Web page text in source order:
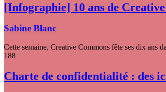
[Infographie] 10 ans de
Sabine Blanc
Cette semaine, Creative Commons fête ses dix ans
188
Charte de confidentialité : des